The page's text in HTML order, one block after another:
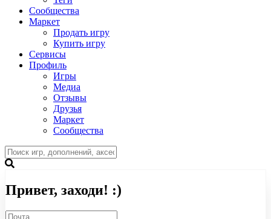
Сообщества
Маркет
Продать игру
Купить игру
Сервисы
Профиль
Игры
Медиа
Отзывы
Друзья
Маркет
Сообщества
Привет, заходи! :)